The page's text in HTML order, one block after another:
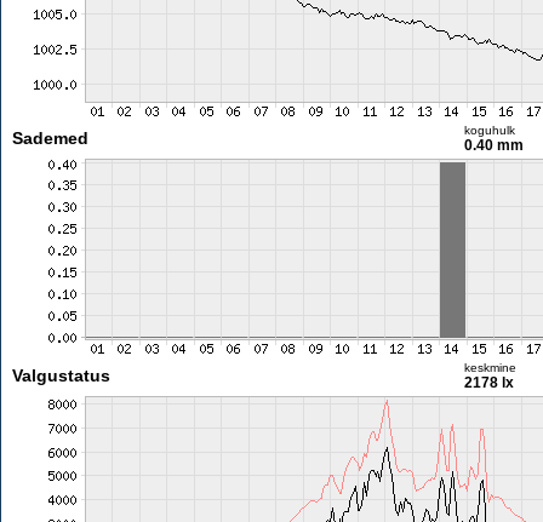
Sademed koguhulk
0.40 mm
Valgustatus keskmine
2178 lx